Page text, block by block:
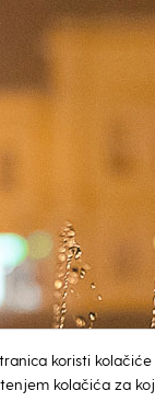
koristi kolačiće
kolačića za